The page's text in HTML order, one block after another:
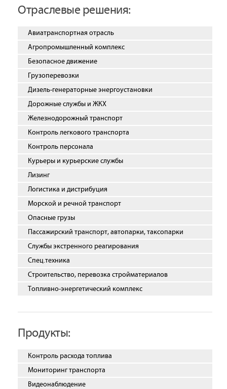
Отраслевые решения:
Авиатранспортная отрасль
Агропромышленный комплекс
Безопасное движение
Грузоперевозки
Дизель-генераторные энергоустановки
Дорожные службы и ЖКХ
Железнодорожный транспорт
Контроль легкового транспорта
Контроль персонала
Курьеры и курьерские службы
Лизинг
Логистика и дистрибуция
Морской и речной транспорт
Опасные грузы
Пассажирский транспорт, автопарки, таксопарки
Службы экстренного реагирования
Спец.техника
Строительство, перевозка стройматериалов
Топливно-энергетический комплекс
Продукты:
Контроль расхода топлива
Мониторинг транспорта
Видеонаблюдение